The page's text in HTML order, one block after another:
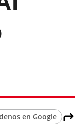
en Google